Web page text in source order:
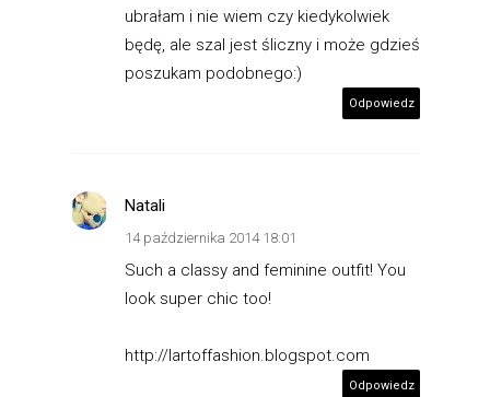
ubrałam i nie wiem czy kiedykolwiek
będę, ale szal jest śliczny i może gdzieś
poszukam podobnego:)
Odpowiedz
Natali
14 października 2014 18:01
Such a classy and feminine outfit! You
look super chic too!
http://lartoffashion.blogspot.com
Odpowiedz